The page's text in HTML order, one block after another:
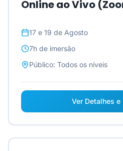
Online ao Vivo
17 e 19 de Agosto
7h de imersão
Público: Todos os níveis
Ver Detalhes e